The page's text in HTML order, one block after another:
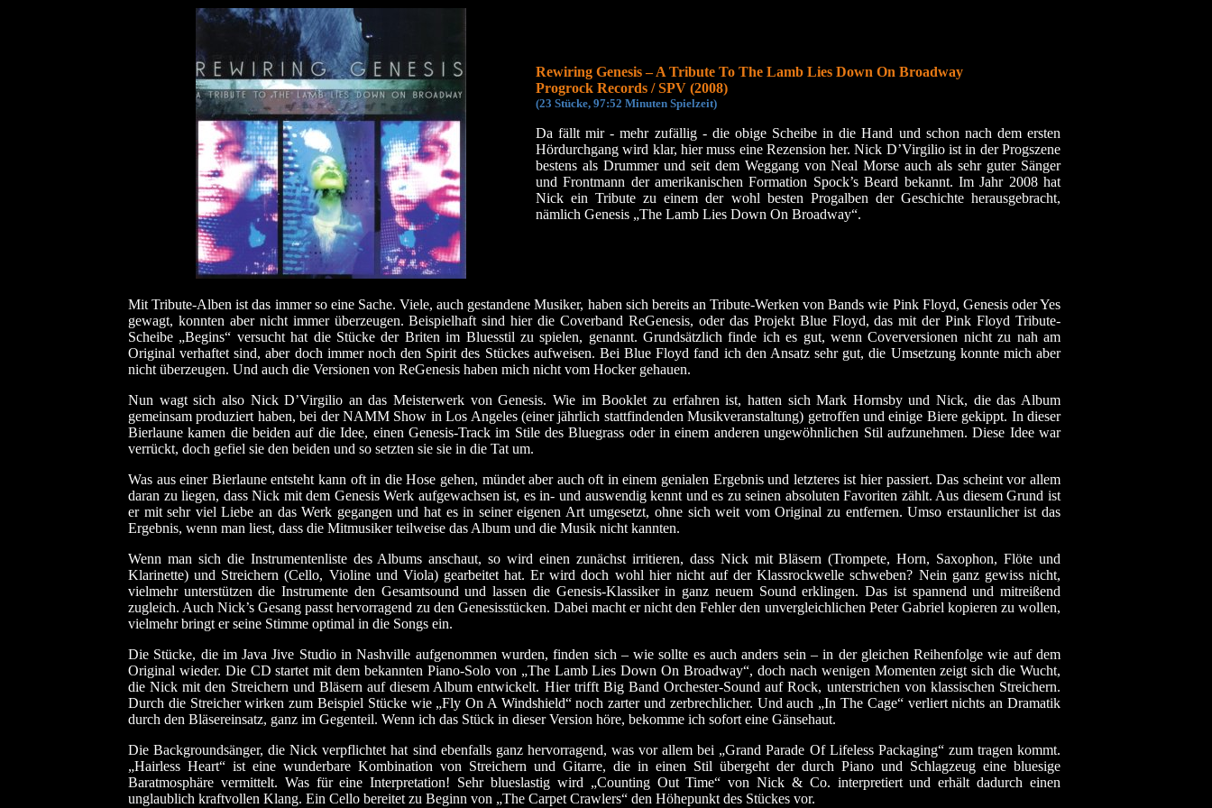
Rewiring Genesis – A Tribute To The Lamb Lies Down On Broadway
Progrock Records / SPV (2008)
(23 Stücke, 97:52 Minuten Spielzeit)
Da fällt mir - mehr zufällig - die obige Scheibe in die Hand und schon nach dem ersten
Hördurchgang wird klar, hier muss eine Rezension her. Nick D’Virgilio ist in der Progszene
bestens als Drummer und seit dem Weggang von Neal Morse auch als sehr guter Sänger
und Frontmann der amerikanischen Formation Spock’s Beard bekannt. Im Jahr 2008 hat
Nick ein Tribute zu einem der wohl besten Progalben der Geschichte herausgebracht,
nämlich Genesis „The Lamb Lies Down On Broadway“.
Mit Tribute-Alben ist das immer so eine Sache. Viele, auch gestandene Musiker, haben sich bereits an Tribute-Werken von Bands wie Pink Floyd, Genesis oder Yes
gewagt, konnten aber nicht immer überzeugen.Beispielhaft sind hier die Coverband ReGenesis, oder das Projekt Blue Floyd, das mit der Pink Floyd Tribute-
Scheibe „Begins“ versucht hat die Stücke der Briten im Bluesstil zu spielen, genannt. Grundsätzlich finde ich es gut, wenn Coverversionen nicht zu nah am
Original verhaftet sind, aber doch immer noch den Spirit des Stückes aufweisen. Bei Blue Floyd fand ich den Ansatz sehr gut, die Umsetzung konnte mich aber
nicht überzeugen. Und auch die Versionen von ReGenesis haben mich nicht vom Hocker gehauen.
Nun wagt sich also Nick D’Virgilio an das Meisterwerk von Genesis. Wie im Booklet zu erfahren ist, hatten sich Mark Hornsby und Nick, die das Album
gemeinsam produziert haben, bei der NAMM Show in Los Angeles (einer jährlich stattfindenden Musikveranstaltung) getroffen und einige Biere gekippt. In dieser
Bierlaune kamen die beiden auf die Idee, einen Genesis-Track im Stile des Bluegrass oder in einem anderen ungewöhnlichen Stil aufzunehmen. Diese Idee war
verrückt, doch gefiel sie den beiden und so setzten sie sie in die Tat um.
Was aus einer Bierlaune entsteht kann oft in die Hose gehen, mündet aber auch oft in einem genialen Ergebnis und letzteres ist hier passiert. Das scheint vor allem
daran zu liegen, dass Nick mit dem Genesis Werk aufgewachsen ist, es in- und auswendig kennt und es zu seinen absoluten Favoriten zählt. Aus diesem Grund ist
er mit sehr viel Liebe an das Werk gegangen und hat es in seiner eigenen Art umgesetzt, ohne sich weit vom Original zu entfernen. Umso erstaunlicher ist das
Ergebnis, wenn man liest, dass die Mitmusiker teilweise das Album und die Musik nicht kannten.
Wenn man sich die Instrumentenliste des Albums anschaut, so wird einen zunächst irritieren, dass Nick mit Bläsern (Trompete, Horn, Saxophon, Flöte und
Klarinette) und Streichern (Cello, Violine und Viola) gearbeitet hat. Er wird doch wohl hier nicht auf der Klassrockwelle schweben? Nein ganz gewiss nicht,
vielmehr unterstützen die Instrumente den Gesamtsound und lassen die Genesis-Klassiker in ganz neuem Sound erklingen. Das ist spannend und mitreißend
zugleich. Auch Nick’s Gesang passt hervorragend zu den Genesisstücken. Dabei macht er nicht den Fehler den unvergleichlichen Peter Gabriel kopieren zu wollen,
vielmehr bringt er seine Stimme optimal in die Songs ein.
Die Stücke, die im Java Jive Studio in Nashville aufgenommen wurden, finden sich – wie sollte es auch anders sein – in der gleichen Reihenfolge wie auf dem
Original wieder. Die CD startet mit dem bekannten Piano-Solo von „The Lamb Lies Down On Broadway“, doch nach wenigen Momenten zeigt sich die Wucht,
die Nick mit den Streichern und Bläsern auf diesem Album entwickelt. Hier trifft Big Band Orchester-Sound auf Rock, unterstrichen von klassischen Streichern.
Durch die Streicher wirken zum Beispiel Stücke wie „Fly On A Windshield“ noch zarter und zerbrechlicher. Und auch „In The Cage“ verliert nichts an Dramatik
durch den Bläsereinsatz, ganz im Gegenteil. Wenn ich das Stück in dieser Version höre, bekomme ich sofort eine Gänsehaut.
Die Backgroundsänger, die Nick verpflichtet hat sind ebenfalls ganz hervorragend, was vor allem bei „Grand Parade Of Lifeless Packaging“ zum tragen kommt.
„Hairless Heart“ ist eine wunderbare Kombination von Streichern und Gitarre, die in einen Stil übergeht der durch Piano und Schlagzeug eine bluesige
Baratmosphäre vermittelt. Was für eine Interpretation! Sehr blueslastig wird „Counting Out Time“ von Nick & Co. interpretiert und erhält dadurch einen
unglaublich kraftvollen Klang. Ein Cello bereitet zu Beginn von „The Carpet Crawlers“ den Höhepunkt des Stückes vor.